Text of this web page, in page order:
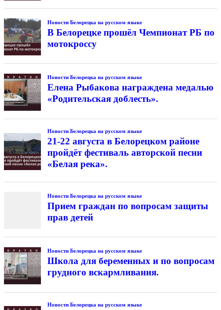
Новости Белорецка на русском языке
В Белорецке прошёл Чемпионат РБ по
мотокроссу
Новости Белорецка на русском языке
Елена Рыбакова награждена медалью
«Родительская доблесть».
Новости Белорецка на русском языке
21-22 августа в Белорецком районе
пройдёт фестиваль авторской песни
«Белая река».
Новости Белорецка на русском языке
Прием граждан по вопросам защиты
прав детей
Новости Белорецка на русском языке
Школа для беременных и по вопросам
грудного вскармливания.
Новости Белорецка на русском языке